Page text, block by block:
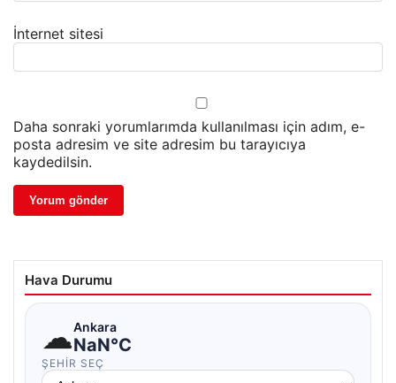
İnternet sitesi
Daha sonraki yorumlarımda kullanılması için adım, e-
posta adresim ve site adresim bu tarayıcıya
kaydedilsin.
Hava Durumu
☁Ankara
NaN°C
ŞEHIR SEÇ